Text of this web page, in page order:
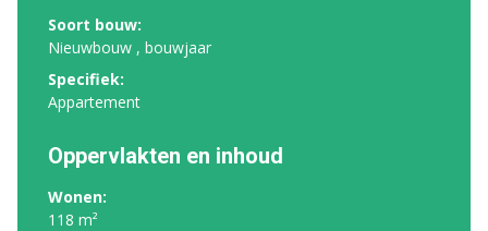
Soort bouw:
Nieuwbouw , bouwjaar
Specifiek:
Appartement
Oppervlakten en inhoud
Wonen:
118 m²